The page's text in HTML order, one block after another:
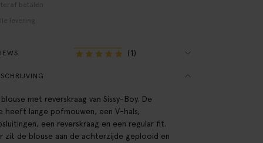
betalen
levering
(1)
met reverskraag van Sissy-Boy. De
heeft lange pofmouwen, een V-hals,
een reverskraag en een regular fit.
zit de blouse aan de achterzijde geplooid en